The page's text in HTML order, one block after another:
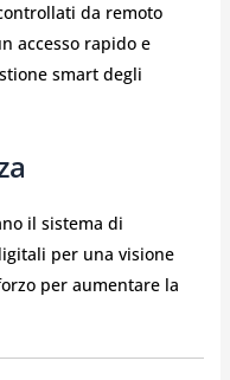
da remoto
accesso rapido e
smart degli
il sistema di
per una visione
per aumentare la